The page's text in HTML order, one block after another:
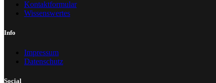
Kontaktformular
Wissenswertes
Info
Impressum
Datenschutz
Social